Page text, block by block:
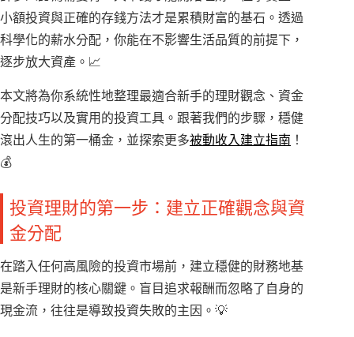
小額投資與正確的存錢方法才是累積財富的基石。透過
科學化的薪水分配，你能在不影響生活品質的前提下，
逐步放大資產。📈
本文將為你系統性地整理最適合新手的理財觀念、資金
分配技巧以及實用的投資工具。跟著我們的步驟，穩健
滾出人生的第一桶金，並探索更多被動收入建立指南 ！
💰
投資理財的第一步：建立正確觀念與資
金分配
在踏入任何高風險的投資市場前，建立穩健的財務地基
是新手理財的核心關鍵。盲目追求報酬而忽略了自身的
現金流，往往是導致投資失敗的主因。💡